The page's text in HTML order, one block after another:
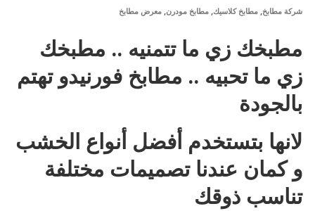
شركة مطابخ, مطابخ كلاسيك, مطابخ مودرن, معرض مطابخ
مطبخك زي ما تتمنيه .. مطبخك
زي ما تحبيه .. مطابخ فورنيدو تهتم
بالجودة
لانها بتستخدم أفضل أنواع الخشب
و كمان عندنا تصميمات مختلفة
تناسب ذوقك